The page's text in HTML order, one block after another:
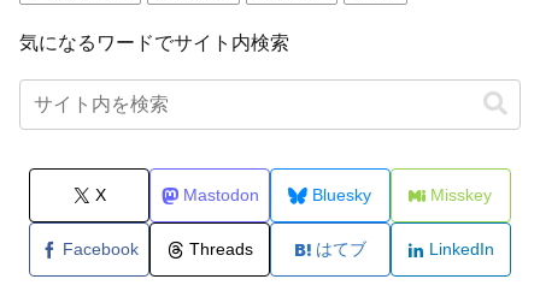
気になるワードでサイト内検索
X Mastodon Bluesky Misskey
Facebook Threads はてブ LinkedIn